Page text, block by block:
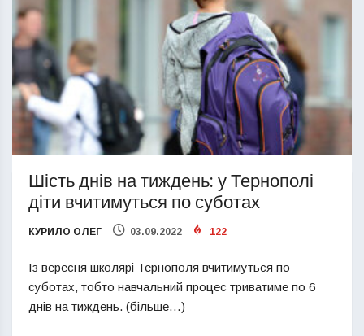
Шість днів на тиждень: у Тернополі
діти вчитимуться по суботах
КУРИЛО ОЛЕГ 03.09.2022 122
Із вересня школярі Тернополя вчитимуться по
суботах, тобто навчальний процес триватиме по 6
днів на тиждень. (більше…)